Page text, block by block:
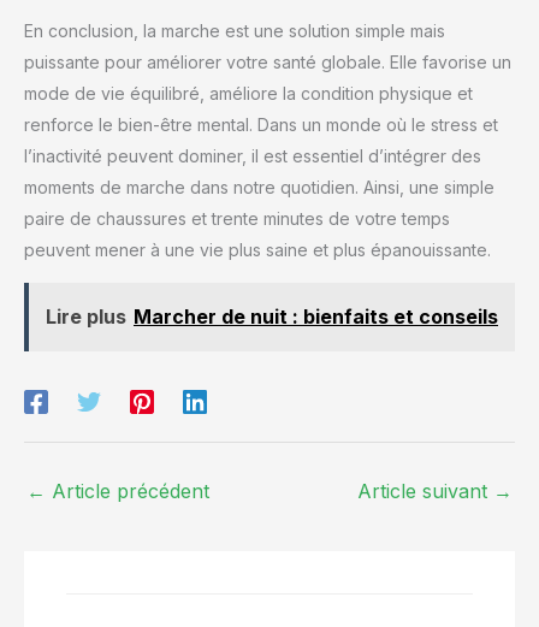
aspect élancé, aide à aplatir le ventre et à accentuer la taille,
votre silhouette, vous donnant l'air plus mince.
POLYVALENT - Que ce soit pour un look chic au travail ou
décontracté le week-end, les leggings SINOPHANT ont de
quoi vous satisfaire. Nos leggings sont le choix parfait pour
aérobiques, le Pilates ou tout entraînement en salle de
week-ends paresseux à la maison. Il vous suffit de mettre un
pull confortable et vous êtes prêt(e) à partir! CONSEILS
D'ENTRETIEN - Veuillez les laver avec des couleurs
similaires, LAVAGE EN MACHINE à l'eau froide, ne pas utiliser
d'eau de Javel et ne pas repasser. Si vous avez des
En conclusion, la marche est une solution simple mais
puissante pour améliorer votre santé globale. Elle favorise un
mode de vie équilibré, améliore la condition physique et
renforce le bien-être mental. Dans un monde où le stress et
l’inactivité peuvent dominer, il est essentiel d’intégrer des
moments de marche dans notre quotidien. Ainsi, une simple
paire de chaussures et trente minutes de votre temps
peuvent mener à une vie plus saine et plus épanouissante.
Lire plus Marcher de nuit : bienfaits et conseils
← Article précédent Article suivant →